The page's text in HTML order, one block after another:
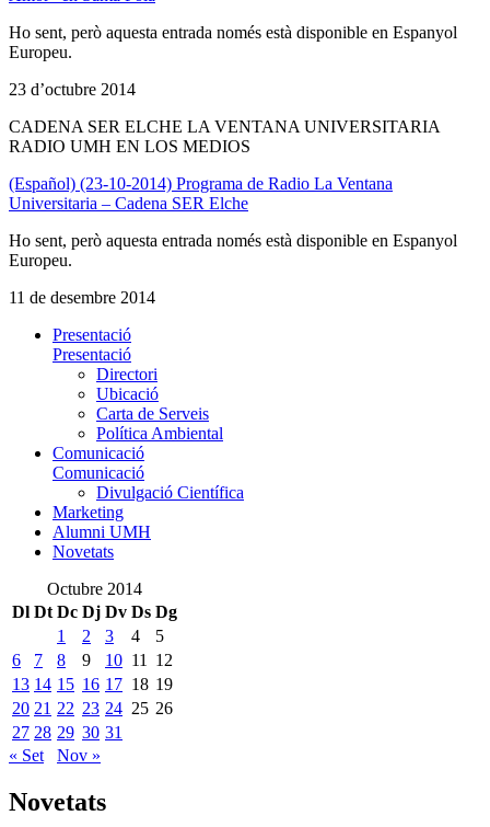
Ho sent, però aquesta entrada només està disponible en Espanyol
Europeu.
23 d’octubre 2014
CADENA SER ELCHE LA VENTANA UNIVERSITARIA
RADIO UMH EN LOS MEDIOS
(Español) (23-10-2014) Programa de Radio La Ventana
Universitaria – Cadena SER Elche
Ho sent, però aquesta entrada només està disponible en Espanyol
Europeu.
11 de desembre 2014
Presentació
Presentació
Directori
Ubicació
Carta de Serveis
Política Ambiental
Comunicació
Comunicació
Divulgació Científica
Marketing
Alumni UMH
Novetats
Octubre 2014
Dl Dt Dc Dj Dv Ds Dg
1
2 3 4
5
6
7 8 9 10 11
12
13 14 15 16 17 18 19
20 21 22 23 24 25 26
27 28 29 30 31
« Set
Nov »
Novetats